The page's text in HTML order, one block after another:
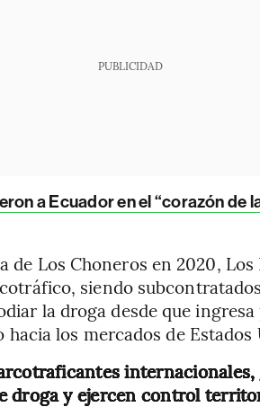
PUBLICIDAD
a Ecuador en el “corazón de
de Los Choneros en 2020,
siendo
la droga desde que
los mercados de Estados
droga y ejercen control